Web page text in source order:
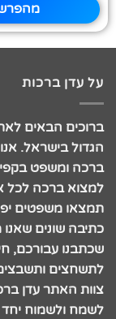
על עדן ברכות
ברוכים הבאים
הגדול בישראל.
ברכה ומשפט
למצוא ברכה לכל
תמצאו משפטים
כתיבה שונים
שכתבנו עבורכם,
לתשחצים ותשבצים
צוות האתר עדן
לשמח ולשמוח יחד